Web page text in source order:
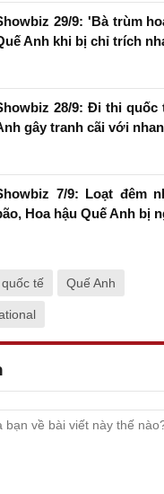
29/9: 'Bà trùm
Anh khi bị chỉ trích
28/9: Đi thi quốc
gây tranh cãi với
7/9: Loạt đêm
Hoa hậu Quế Anh bị
tế Quế Anh